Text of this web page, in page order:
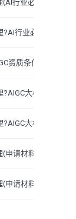
行业必备合
行业必备申
资质条件材料
大模型条件
大模型条件
请材料流程
请材料流程